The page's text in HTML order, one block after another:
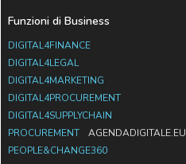
Funzioni di Business
DIGITAL4FINANCE
DIGITAL4LEGAL
DIGITAL4MARKETING
DIGITAL4PROCUREMENT
DIGITAL4SUPPLYCHAIN
PROCUREMENT
AGENDADIGITALE.EU
PEOPLE&CHANGE360